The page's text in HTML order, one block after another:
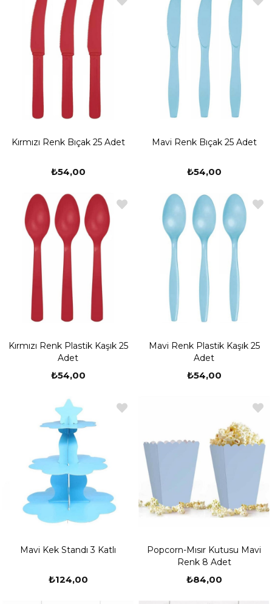
Kırmızı Renk Bıçak 25 Adet
₺54,00
Mavi Renk Bıçak 25 Adet
₺54,00
Kırmızı Renk Plastik Kaşık 25
Adet
₺54,00
Mavi Renk Plastik Kaşık 25
Adet
₺54,00
Mavi Kek Standı 3 Katlı
₺124,00
Popcorn-Mısır Kutusu Mavi
Renk 8 Adet
₺84,00